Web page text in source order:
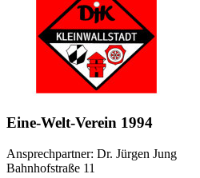
Eine-Welt-Verein 1994
Ansprechpartner: Dr. Jürgen Jung
Bahnhofstraße 11